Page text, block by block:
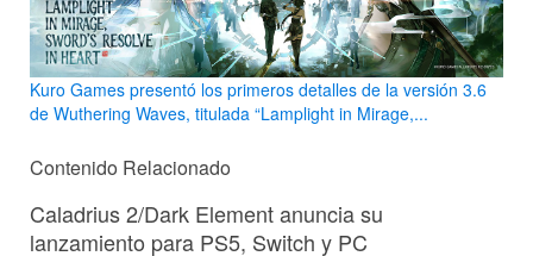
Kuro Games presentó los primeros detalles de la versión 3.6
de Wuthering Waves, titulada “Lamplight in Mirage,...
Contenido Relacionado
Caladrius 2/Dark Element anuncia su
lanzamiento para PS5, Switch y PC